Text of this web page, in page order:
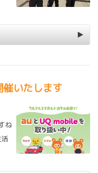
いたします
ね